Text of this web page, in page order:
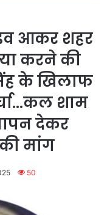
आकर शहर
करने की
के खिलाफ
शाम
देकर
मांग
50